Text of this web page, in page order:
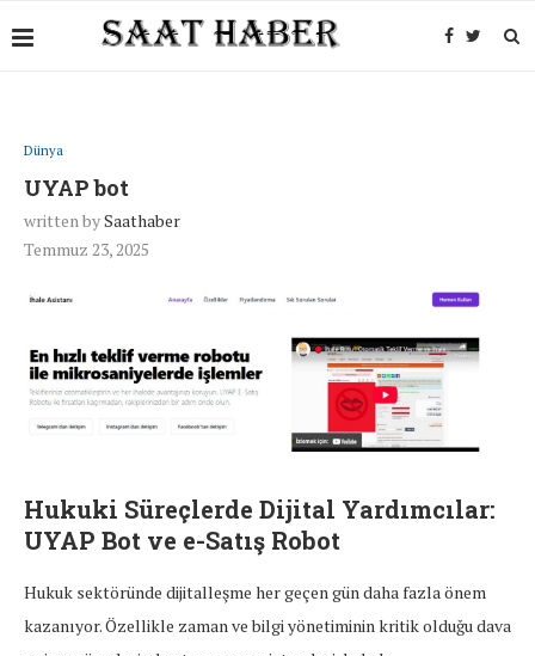
Dünya
UYAP bot
written bySaathaber
Temmuz 23, 2025
Hukuki Süreçlerde Dijital Yardımcılar:
UYAP Bot ve e-Satış Robot
Hukuk sektöründe dijitalleşme her geçen gün daha fazla önem
kazanıyor. Özellikle zaman ve bilgi yönetiminin kritik olduğu dava